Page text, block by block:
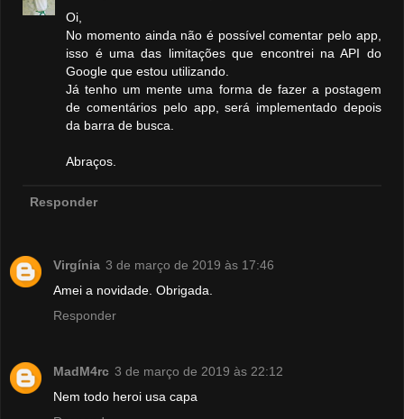
Oi,
No momento ainda não é possível comentar pelo app,
isso é uma das limitações que encontrei na API do
Google que estou utilizando.
Já tenho um mente uma forma de fazer a postagem
de comentários pelo app, será implementado depois
da barra de busca.
Abraços.
Responder
Virgínia 3 de março de 2019 às 17:46
Amei a novidade. Obrigada.
Responder
MadM4rc 3 de março de 2019 às 22:12
Nem todo heroi usa capa